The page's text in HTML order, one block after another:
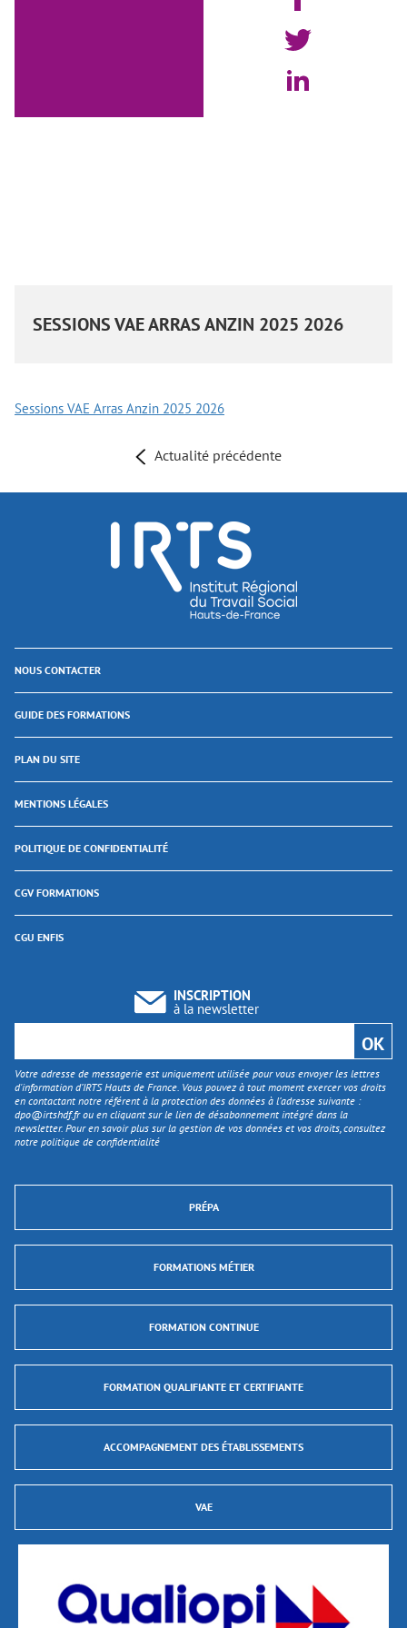
SESSIONS VAE ARRAS ANZIN 2025 2026
Sessions VAE Arras Anzin 2025 2026
Actualité précédente
NOUS CONTACTER
GUIDE DES FORMATIONS
PLAN DU SITE
MENTIONS LÉGALES
POLITIQUE DE CONFIDENTIALITÉ
CGV FORMATIONS
CGU ENFIS
INSCRIPTION
à la newsletter
Votre adresse de messagerie est uniquement utilisée pour vous envoyer les lettres
d'information d’IRTS Hauts de France. Vous pouvez à tout moment exercer vos droits
en contactant notre référent à la protection des données à l’adresse suivante :
dpo@irtshdf.frou en cliquant sur le lien de désabonnement intégré dans la
newsletter. Pour en savoir plus sur la gestion de vos données et vos droits, consultez
notre politique de confidentialité
PRÉPA
FORMATIONS MÉTIER
FORMATION CONTINUE
FORMATION QUALIFIANTE ET CERTIFIANTE
ACCOMPAGNEMENT DES ÉTABLISSEMENTS
VAE